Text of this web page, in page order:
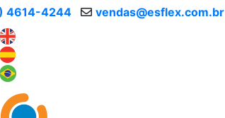
4614-4244 vendas@esflex.com.br